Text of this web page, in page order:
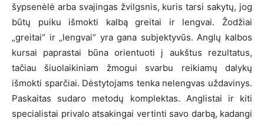
šypsenėlė arba svajingas žvilgsnis, kuris tarsi sakytų, jog
būtų puiku išmokti kalbą greitai ir lengvai. Žodžiai
„greitai“ ir „lengvai“ yra gana subjektyvūs. Anglų kalbos
kursai paprastai būna orientuoti į aukštus rezultatus,
tačiau šiuolaikiniam žmogui svarbu reikiamų dalykų
išmokti sparčiai. Dėstytojams tenka nelengvas uždavinys.
Paskaitas sudaro metodų komplektas. Anglistai ir kiti
specialistai privalo atsakingai vertinti savo darbą, kadangi